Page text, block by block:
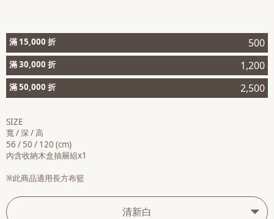
滿 15,000 折 500
滿 30,000 折 1,200
滿 50,000 折 2,500
SIZE
寬 / 深 / 高
56 / 50 / 120 (cm)
內含收納木盒抽屜組x1
※此商品適用長方布籃
清新白